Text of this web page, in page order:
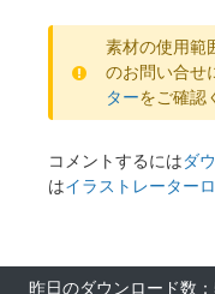
素材の使用範
のお問い合せ
ターをご確認
コメントするにはダ
はイラストレーター
昨日のダウンロード数